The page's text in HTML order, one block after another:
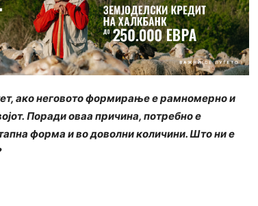
ако неговото формирање е рамномерно и
Поради оваа причина, потребно е
форма и во доволни количини. Што ни е